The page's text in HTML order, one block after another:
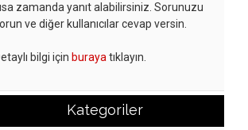
zamanda yanıt alabilirsiniz. Sorunuzu
ve diğer kullanıcılar cevap versin.
bilgi için buraya tıklayın.
Kategoriler